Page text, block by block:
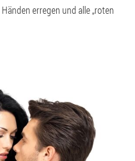
erregen und alle „roten